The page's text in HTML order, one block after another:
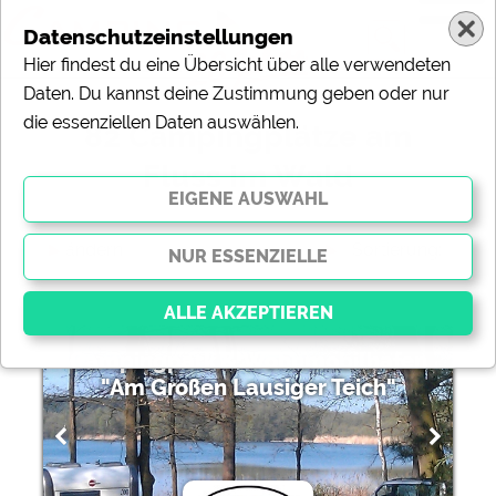
82 Campingplätze am
Fluss im Wald
Campingpark & Wohnmobilhafen
"Am Großen Lausiger Teich"
Datenschutzeinstellungen
Hier findest du eine Übersicht über alle verwendeten
Daten. Du kannst deine Zustimmung geben oder nur
die essenziellen Daten auswählen.
Essenziell
Essenzielle Cookies ermöglichen grundlegende
Funktionen und sind für die einwandfreie Funktion der
Website dringend erforderlich. Ohne diese Cookies
werden Teile der Websitenicht funktionieren.